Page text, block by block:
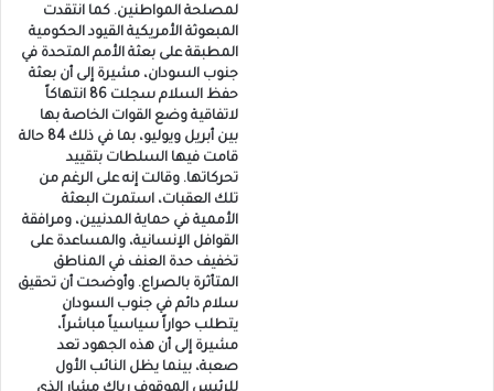
لمصلحة المواطنين. كما انتقدت
المبعوثة الأمريكية القيود الحكومية
المطبقة على بعثة الأمم المتحدة في
جنوب السودان، مشيرة إلى أن بعثة
حفظ السلام سجلت 86 انتهاكاً
لاتفاقية وضع القوات الخاصة بها
بين أبريل ويوليو، بما في ذلك 84 حالة
قامت فيها السلطات بتقييد
تحركاتها. وقالت إنه على الرغم من
تلك العقبات، استمرت البعثة
الأممية في حماية المدنيين، ومرافقة
القوافل الإنسانية، والمساعدة على
تخفيف حدة العنف في المناطق
المتأثرة بالصراع. وأوضحت أن تحقيق
سلام دائم في جنوب السودان
يتطلب حواراً سياسياً مباشراً،
مشيرة إلى أن هذه الجهود تعد
صعبة، بينما يظل النائب الأول